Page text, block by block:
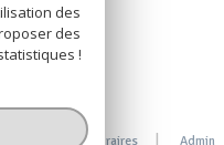
réservés
Nos honoraires Admin
des
des
!